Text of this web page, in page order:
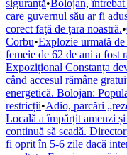
siguranță•Bolojan, întrebat
care guvernul său ar fi
corect faţă de ţara noastră.•
Corbu•Explozie urmată
femeie de 62 de ani a fost
Expozițional Constanța
când accesul rămâne
energetică. Bolojan:
restricții•Adio, parcări
Locală a împărțit amenzi
continuă să scadă.
fi oprit în 5-6 zile dacă